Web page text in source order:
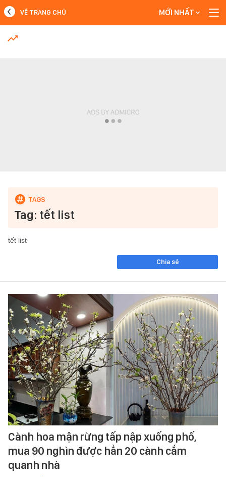
MỚI NHẤT
VỀ TRANG CHỦ MỚI NHẤT
Tag: tết list
tết list
Chia sẻ
Cành hoa mận rừng tấp nập xuống phố,
mua 90 nghìn được hẳn 20 cành cắm
quanh nhà